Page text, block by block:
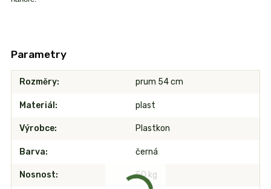
Parametry
Rozměry prum 54 cm
Materiál plast
Výrobce Plastkon
Barva černá
Nosnost 50 kg